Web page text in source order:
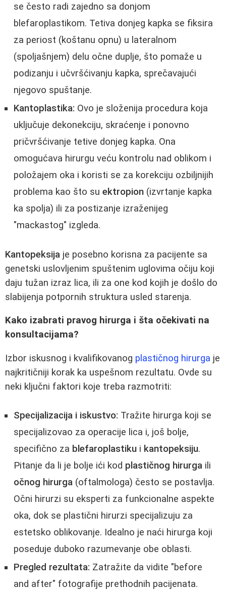
se često radi zajedno sa donjom
blefaroplastikom. Tetiva donjeg kapka se fiksira
za periost (koštanu opnu) u lateralnom
(spoljašnjem) delu očne duplje, što pomaže u
podizanju i učvršćivanju kapka, sprečavajući
njegovo spuštanje.
Kantoplastika: Ovo je složenija procedura koja
uključuje dekonekciju, skraćenje i ponovno
pričvršćivanje tetive donjeg kapka. Ona
omogućava hirurgu veću kontrolu nad oblikom i
položajem oka i koristi se za korekciju ozbiljnijih
problema kao što su ektropion (izvrtanje kapka
ka spolja) ili za postizanje izraženijeg
"mackastog" izgleda.
Kantopeksija je posebno korisna za pacijente sa
genetski uslovljenim spuštenim uglovima očiju koji
daju tužan izraz lica, ili za one kod kojih je došlo do
slabijenja potpornih struktura usled starenja.
Kako izabrati pravog hirurga i šta očekivati na
konsultacijama?
Izbor iskusnog i kvalifikovanog plastičnog hirurga je
najkritičniji korak ka uspešnom rezultatu. Ovde su
neki ključni faktori koje treba razmotriti:
Specijalizacija i iskustvo: Tražite hirurga koji se
specijalizovao za operacije lica i, još bolje,
specifično za blefaroplastiku i kantopeksiju.
Pitanje da li je bolje ići kod plastičnog hirurga ili
očnog hirurga (oftalmologa) često se postavlja.
Očni hirurzi su eksperti za funkcionalne aspekte
oka, dok se plastični hirurzi specijalizuju za
estetsko oblikovanje. Idealno je naći hirurga koji
poseduje duboko razumevanje obe oblasti.
Pregled rezultata: Zatražite da vidite "before
and after" fotografije prethodnih pacijenata.